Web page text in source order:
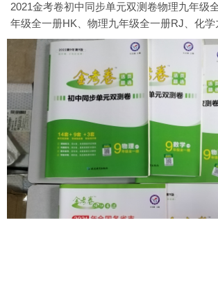
2021金考卷初中同步单元双测卷物理九年级
年级全一册HK、物理九年级全一册RJ、化